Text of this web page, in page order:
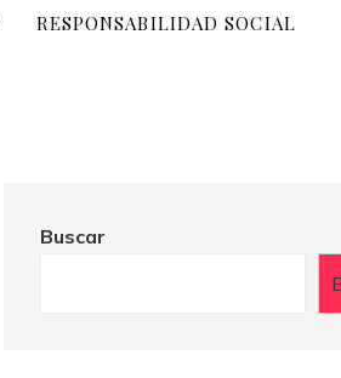
RESPONSABILIDAD SOCIAL
Buscar